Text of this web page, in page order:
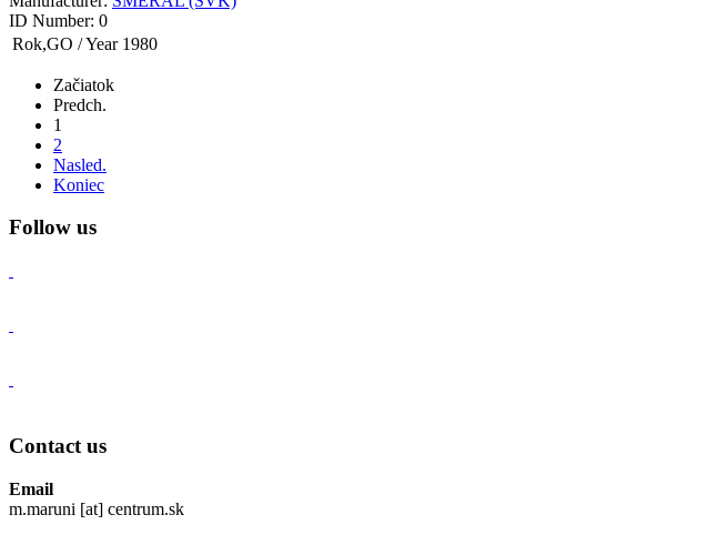
ID Number: 0
Rok,GO / Year 1980
Začiatok
Predch.
1
2
Nasled.
Koniec
Follow us
Contact us
Email
m.maruni [at] centrum.sk